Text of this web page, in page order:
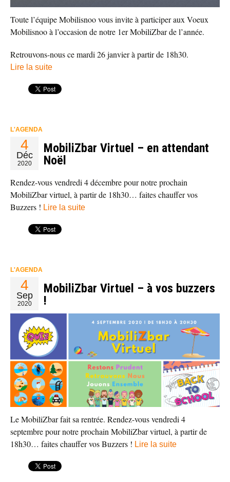
Toute l’équipe Mobilisnoo vous invite à participer aux Voeux
Mobilisnoo à l’occasion de notre 1er MobiliZbar de l’année.
Retrouvons-nous ce mardi 26 janvier à partir de 18h30.
Lire la suite
L'AGENDA
4
Déc
2020
MobiliZbar Virtuel – en attendant
Noël
Rendez-vous vendredi 4 décembre pour notre prochain
MobiliZbar virtuel, à partir de 18h30… faites chauffer vos
Buzzers ! Lire la suite
L'AGENDA
4
Sep
2020
MobiliZbar Virtuel – à vos buzzers
!
Le MobiliZbar fait sa rentrée. Rendez-vous vendredi 4
septembre pour notre prochain MobiliZbar virtuel, à partir de
18h30… faites chauffer vos Buzzers ! Lire la suite